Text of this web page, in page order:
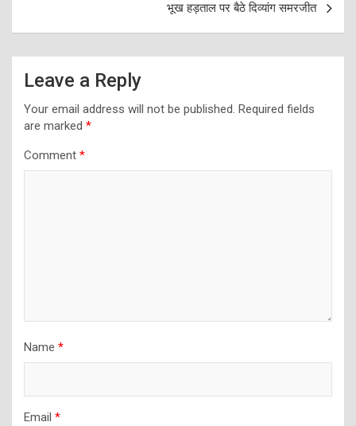
भूख हड़ताल पर बैठे दिव्यांग समरजीत
Leave a Reply
Your email address will not be published. Required fields
are marked *
Comment *
Name *
Email *